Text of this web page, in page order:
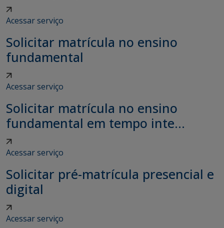
Acessar serviço
Solicitar matrícula no ensino
fundamental
Acessar serviço
Solicitar matrícula no ensino
fundamental em tempo inte...
Acessar serviço
Solicitar pré-matrícula presencial e
digital
Acessar serviço